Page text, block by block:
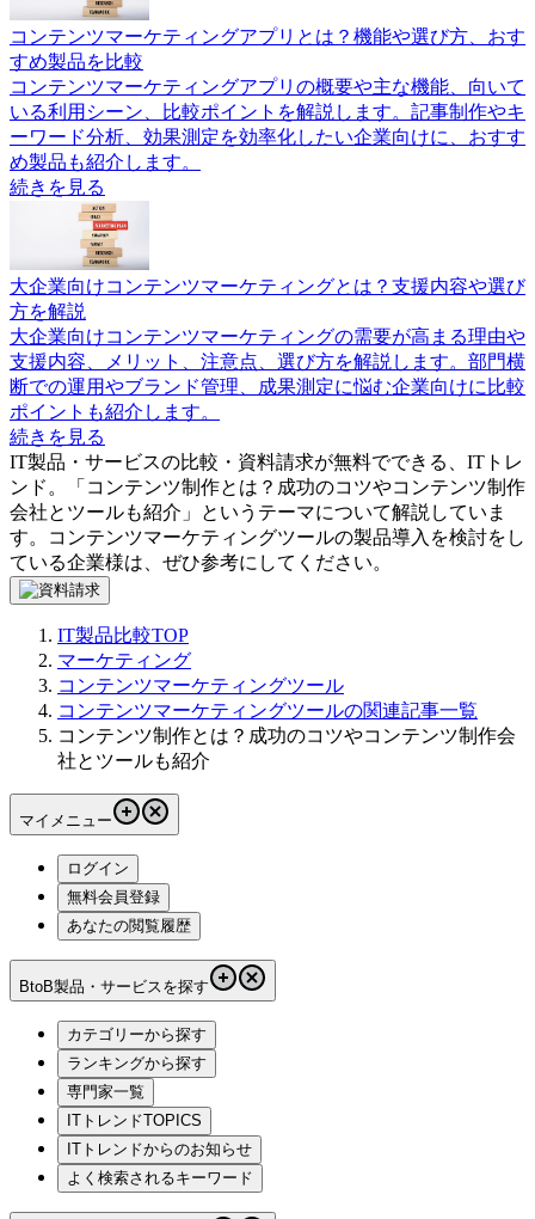
コンテンツマーケティングアプリとは？機能や選び方、おす
すめ製品を比較
コンテンツマーケティングアプリの概要や主な機能、向いて
いる利用シーン、比較ポイントを解説します。記事制作やキ
ーワード分析、効果測定を効率化したい企業向けに、おすす
め製品も紹介します。
続きを見る
大企業向けコンテンツマーケティングとは？支援内容や選び
方を解説
大企業向けコンテンツマーケティングの需要が高まる理由や
支援内容、メリット、注意点、選び方を解説します。部門横
断での運用やブランド管理、成果測定に悩む企業向けに比較
ポイントも紹介します。
続きを見る
IT製品・サービスの比較・資料請求が無料でできる、ITトレ
ンド。「 コンテンツ制作とは？成功のコツやコンテンツ制作
会社とツールも紹介 」というテーマについて解説していま
す。
コンテンツマーケティングツールの製品導入を検討をし
ている企業様は、ぜひ参考にしてください。
IT製品比較TOP
マーケティング
コンテンツマーケティングツール
コンテンツマーケティングツールの関連記事一覧
コンテンツ制作とは？成功のコツやコンテンツ制作会
社とツールも紹介
マイメニュー
ログイン
無料会員登録
あなたの閲覧履歴
BtoB製品・サービスを探す
カテゴリーから探す
ランキングから探す
専門家一覧
ITトレンドTOPICS
ITトレンドからのお知らせ
よく検索されるキーワード